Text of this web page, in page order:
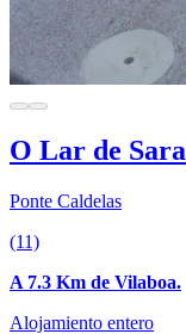
O Lar de Sara
Ponte Caldelas
(11)
A 7.3 Km de Vilaboa.
Alojamiento entero